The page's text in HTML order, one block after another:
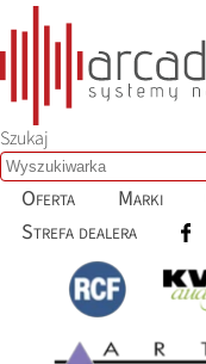
Szukaj
Oferta Marki
Strefa dealera